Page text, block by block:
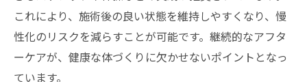
これにより、施術後の良い状態を維持しやすくなり、慢
性化のリスクを減らすことが可能です。継続的なアフタ
ーケアが、健康な体づくりに欠かせないポイントとなっ
ています。